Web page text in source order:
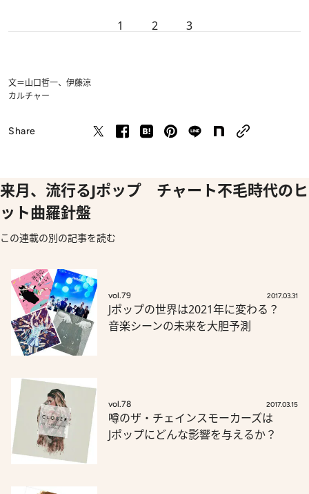
1 2 3
文＝山口哲一、伊藤涼
カルチャー
Share
来月、流行るJポップ チャート不毛時代のヒ
ット曲羅針盤
この連載の別の記事を読む
vol.79 2017.03.31
Jポップの世界は2021年に変わる？
音楽シーンの未来を大胆予測
vol.78 2017.03.15
噂のザ・チェインスモーカーズは
Jポップにどんな影響を与えるか？